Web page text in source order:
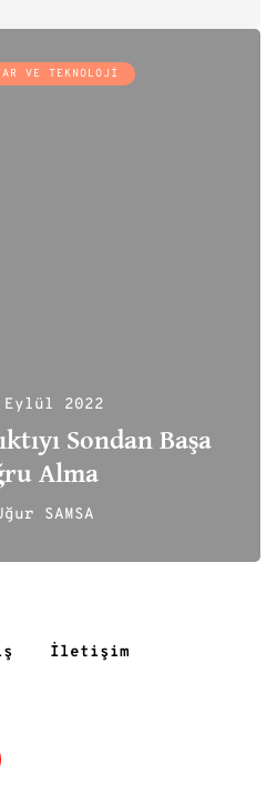
VE TEKNOLOJI
Eylül 2022
Sondan Başa
Alma
SAMSA
İletişim